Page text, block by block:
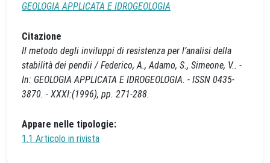
GEOLOGIA APPLICATA E IDROGEOLOGIA
Citazione
Il metodo degli inviluppi di resistenza per l’analisi della
stabilità dei pendii / Federico, A., Adamo, S., Simeone, V.. -
In: GEOLOGIA APPLICATA E IDROGEOLOGIA. - ISSN 0435-
3870. - XXXI:(1996), pp. 271-288.
Appare nelle tipologie:
1.1 Articolo in rivista